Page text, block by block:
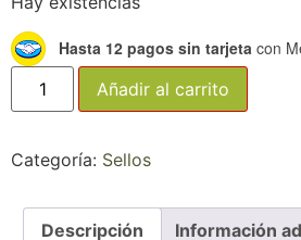
Hasta 12 pagos sin tarjeta con
Añadir al carrito
Categoría: Sellos
Descripción Información